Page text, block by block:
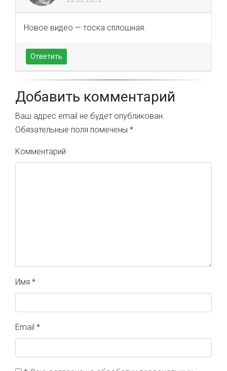
Новое видео — тоска сплошная.
Ответить
Добавить комментарий
Ваш адрес email не будет опубликован.
Обязательные поля помечены *
Комментарий
Имя *
Email *